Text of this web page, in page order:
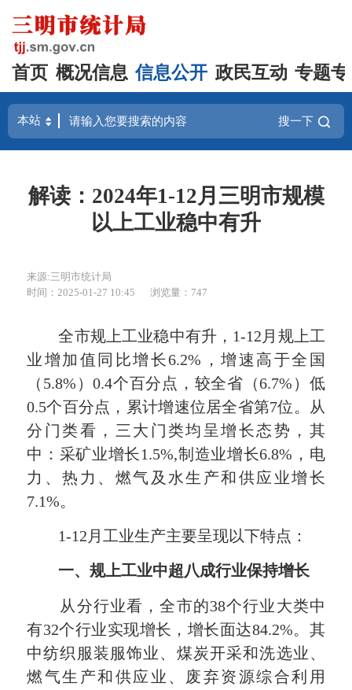
首页 概况信息 信息公开 政民互动 专题
搜一下
解读：2024年1-12月三明市规模
以上工业稳中有升
来源:三明市统计局
时间：2025-01-27 10:45
浏览量：747
全市规上工业稳中有升，1-12月规上工
业增加值同比增长6.2%，增速高于全国
（5.8%）0.4个百分点，较全省（6.7%）低
0.5个百分点，累计增速位居全省第7位。从
分门类看，三大门类均呈增长态势，其
中：采矿业增长1.5%,制造业增长6.8%，电
力、热力、燃气及水生产和供应业增长
7.1%。
1-12月工业生产主要呈现以下特点：
一、规上工业中超八成行业保持增长
从分行业看，全市的38个行业大类中
有32个行业实现增长，增长面达84.2%。其
中纺织服装服饰业、煤炭开采和洗选业、
燃气生产和供应业、废弃资源综合利用